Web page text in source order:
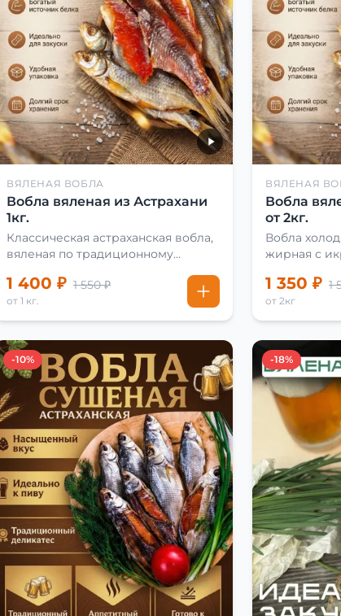
ВЯЛЕНАЯ ВОБЛА
Вобла вяленая из Астрахани
1кг.
Классическая астраханская вобла,
вяленая по традиционному
1 400 ₽ 1 550 ₽
от 1 кг.
ВЯЛЕНАЯ
Вобла
от 2кг.
Вобла
жирная с
1 350 ₽ 1
от 2кг
-10% -18%